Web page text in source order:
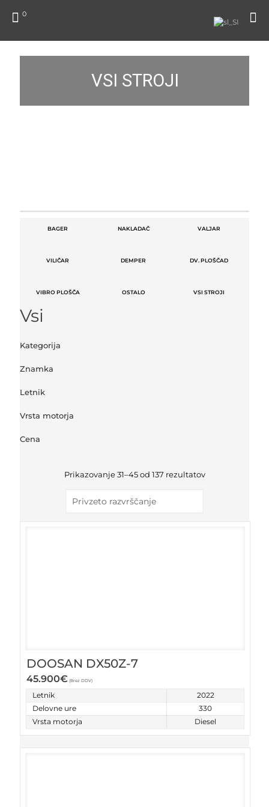
0
VSI STROJI
BAGER NAKLADAČ VALJAR
VILIČAR DEMPER DV. PLOŠČAD
VIBRO PLOŠČA OSTALO VSI STROJI
Vsi
Kategorija
Znamka
Letnik
Vrsta motorja
Cena
Prikazovanje 31–45 od 137 rezultatov
DOOSAN DX50Z-7
45.900€ (Brez DDV)
Letnik
2022
Delovne ure
330
Vrsta motorja
Diesel